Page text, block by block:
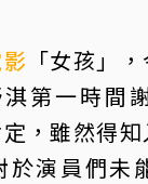
「女孩」
第一時間
定，雖然得
於演員們未